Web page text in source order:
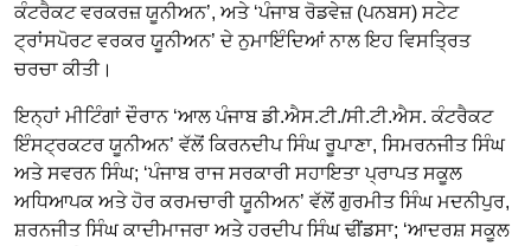
ਕੰਟਰੈਕਟ ਵਰਕਰਜ਼ ਯੂਨੀਅਨ’, ਅਤੇ ‘ਪੰਜਾਬ ਰੋਡਵੇਜ਼ (ਪਨਬਸ) ਸਟੇਟ
ਟ੍ਰਾਂਸਪੋਰਟ ਵਰਕਰ ਯੂਨੀਅਨ’ ਦੇ ਨੁਮਾਇੰਦਿਆਂ ਨਾਲ ਇਹ ਵਿਸਤ੍ਰਿਤ
ਚਰਚਾ ਕੀਤੀ।
ਇਨ੍ਹਾਂ ਮੀਟਿੰਗਾਂ ਦੌਰਾਨ ‘ਆਲ ਪੰਜਾਬ ਡੀ.ਐਸ.ਟੀ./ਸੀ.ਟੀ.ਐਸ. ਕੰਟਰੈਕਟ
ਇੰਸਟ੍ਰਕਟਰ ਯੂਨੀਅਨ’ ਵੱਲੋਂ ਕਿਰਨਦੀਪ ਸਿੰਘ ਰੂਪਾਣਾ, ਸਿਮਰਨਜੀਤ ਸਿੰਘ
ਅਤੇ ਸਵਰਨ ਸਿੰਘ; ‘ਪੰਜਾਬ ਰਾਜ ਸਰਕਾਰੀ ਸਹਾਇਤਾ ਪ੍ਰਾਪਤ ਸਕੂਲ
ਅਧਿਆਪਕ ਅਤੇ ਹੋਰ ਕਰਮਚਾਰੀ ਯੂਨੀਅਨ’ ਵੱਲੋਂ ਗੁਰਮੀਤ ਸਿੰਘ ਮਦਨੀਪੁਰ,
ਸ਼ਰਨਜੀਤ ਸਿੰਘ ਕਾਦੀਮਾਜਰਾ ਅਤੇ ਹਰਦੀਪ ਸਿੰਘ ਢੀਂਡਸਾ; ‘ਆਦਰਸ਼ ਸਕੂਲ